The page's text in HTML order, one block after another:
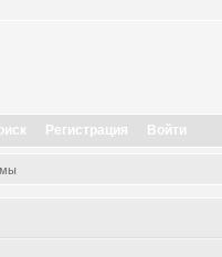
Регистрация Войти